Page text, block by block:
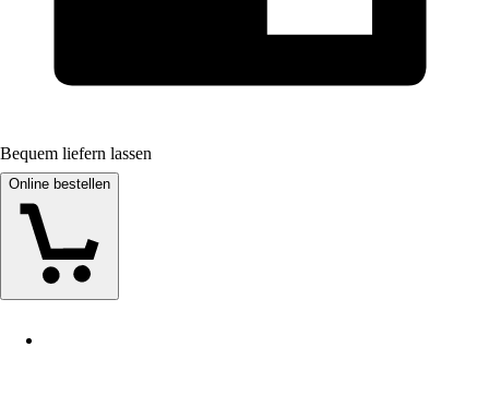
Bequem liefern lassen
Online bestellen